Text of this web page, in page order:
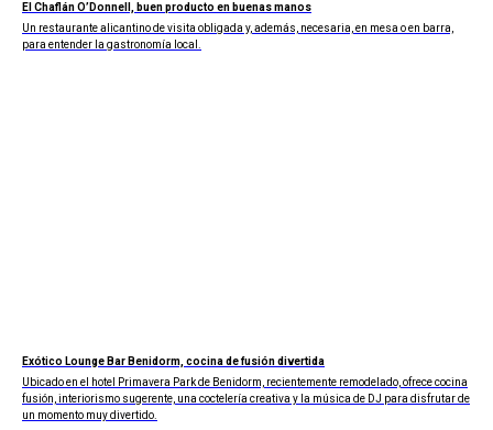
El Chaflán O’Donnell, buen producto en buenas manos
Un restaurante alicantino de visita obligada y, además, necesaria, en mesa o en barra,
para entender la gastronomía local.
Exótico Lounge Bar Benidorm, cocina de fusión divertida
Ubicado en el hotel Primavera Park de Benidorm, recientemente remodelado, ofrece cocina
fusión, interiorismo sugerente, una coctelería creativa y la música de DJ para disfrutar de
un momento muy divertido.